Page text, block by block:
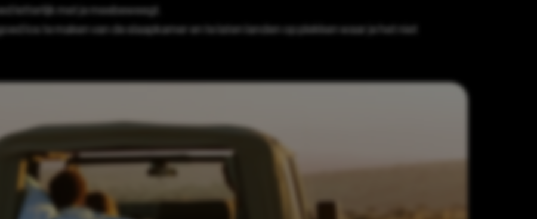
letterlijk met je meebeweegt.
los te maken van de slaapkamer en te laten landen op plekken waar je het niet